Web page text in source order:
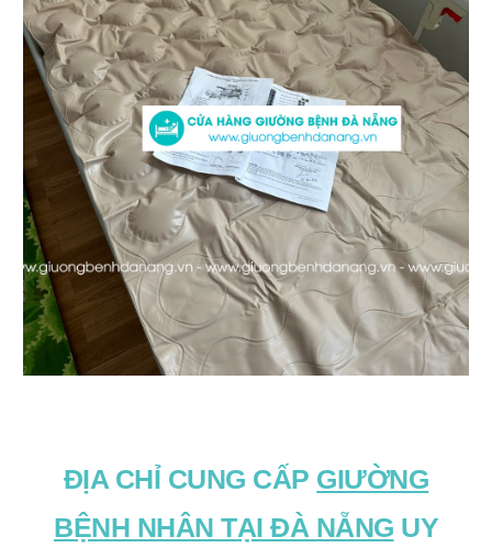
ĐỊA CHỈ CUNG CẤP GIƯỜNG
BỆNH NHÂN TẠI ĐÀ NẴNG UY